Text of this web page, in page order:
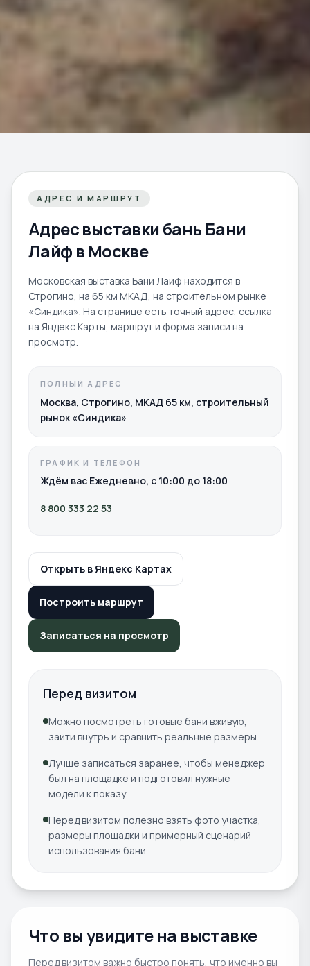
АДРЕС И МАРШРУТ
Адрес выставки бань Бани
Лайф в Москве
Московская выставка Бани Лайф находится в
Строгино, на 65 км МКАД, на строительном рынке
«Синдика». На странице есть точный адрес, ссылка
на Яндекс Карты, маршрут и форма записи на
просмотр.
ПОЛНЫЙ АДРЕС
Москва, Строгино, МКАД 65 км, строительный
рынок «Синдика»
ГРАФИК И ТЕЛЕФОН
Ждём вас Ежедневно, с 10:00 до 18:00
8 800 333 22 53
Открыть в Яндекс Картах
Построить маршрут
Записаться на просмотр
Перед визитом
Можно посмотреть готовые бани вживую,
зайти внутрь и сравнить реальные размеры.
Лучше записаться заранее, чтобы менеджер
был на площадке и подготовил нужные
модели к показу.
Перед визитом полезно взять фото участка,
размеры площадки и примерный сценарий
использования бани.
Что вы увидите на выставке
Перед визитом важно быстро понять, что именно вы